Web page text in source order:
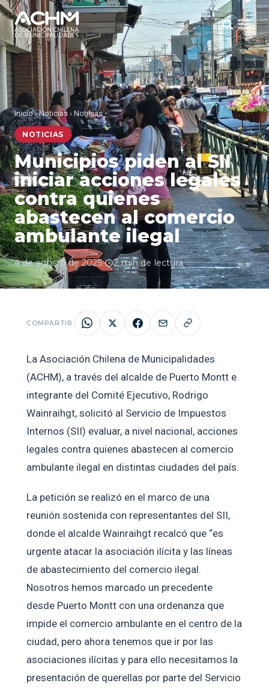
Inicio›Noticias › Noticias
NOTICIAS
Municipios piden al SII
iniciar acciones legales
contra quienes
abastecen al comercio
ambulante ilegal
4 de agosto de 2025· 2 min de lectura
COMPARTIR
La Asociación Chilena de Municipalidades
(ACHM), a través del alcalde de Puerto Montt e
integrante del Comité Ejecutivo, Rodrigo
Wainraihgt, solicitó al Servicio de Impuestos
Internos (SII) evaluar, a nivel nacional, acciones
legales contra quienes abastecen al comercio
ambulante ilegal en distintas ciudades del país.
La petición se realizó en el marco de una
reunión sostenida con representantes del SII,
donde el alcalde Wainraihgt recalcó que “es
urgente atacar la asociación ilícita y las líneas
de abastecimiento del comercio ilegal.
Nosotros hemos marcado un precedente
desde Puerto Montt con una ordenanza que
impide el comercio ambulante en el centro de la
ciudad, pero ahora tenemos que ir por las
asociaciones ilícitas y para ello necesitamos la
presentación de querellas por parte del Servicio